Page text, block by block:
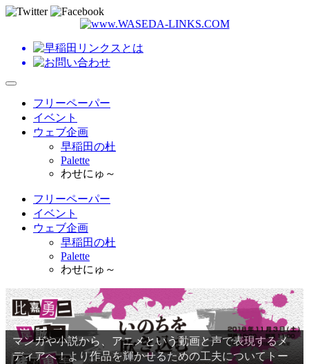
フリーペーパー
イベント
ウェブ企画
早稲田の杜
Palette
わせにゅ～
フリーペーパー
イベント
ウェブ企画
早稲田の杜
Palette
わせにゅ～
マンガや小説から、アニメという動画と声で表現するメ
ディアへ！より作品を輝かせるための工夫についてトー